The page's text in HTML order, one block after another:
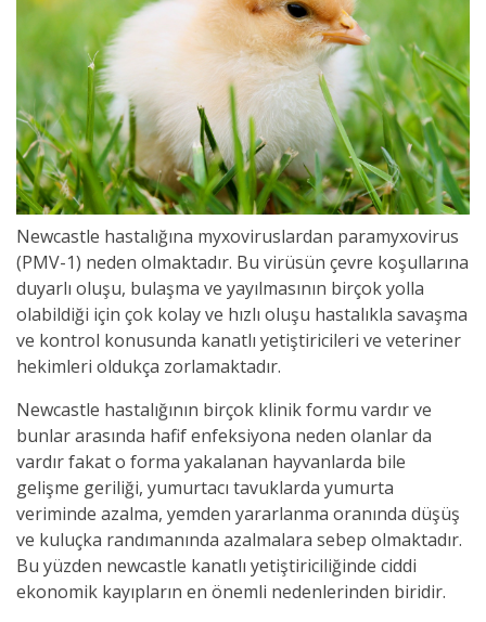
Newcastle hastalığına myxoviruslardan paramyxovirus
(PMV-1) neden olmaktadır. Bu virüsün çevre koşullarına
duyarlı oluşu, bulaşma ve yayılmasının birçok yolla
olabildiği için çok kolay ve hızlı oluşu hastalıkla savaşma
ve kontrol konusunda kanatlı yetiştiricileri ve veteriner
hekimleri oldukça zorlamaktadır.
Newcastle hastalığının birçok klinik formu vardır ve
bunlar arasında hafif enfeksiyona neden olanlar da
vardır fakat o forma yakalanan hayvanlarda bile
gelişme geriliği, yumurtacı tavuklarda yumurta
veriminde azalma, yemden yararlanma oranında düşüş
ve kuluçka randımanında azalmalara sebep olmaktadır.
Bu yüzden newcastle kanatlı yetiştiriciliğinde ciddi
ekonomik kayıpların en önemli nedenlerinden biridir.